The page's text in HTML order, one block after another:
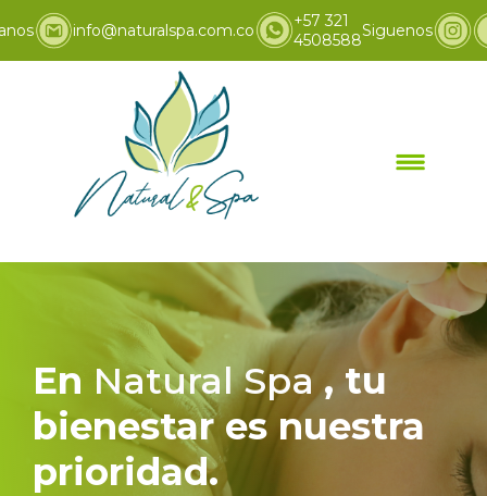
info@naturalspa.com.co
+57 321
4508588Siguenos
En Natural Spa, tu
bienestar es nuestra
prioridad.
Inicio>